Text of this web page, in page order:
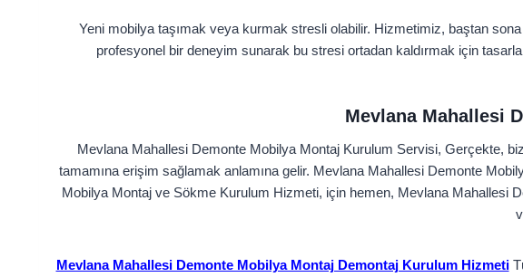
Yeni mobilya taşımak veya kurmak stresli olabilir. Hizmetimiz, baştan
profesyonel bir deneyim sunarak bu stresi ortadan kaldırmak için
Mevlana Mahallesi
Mevlana Mahallesi Demonte Mobilya Montaj Kurulum Servisi, Gerçekte,
tamamına erişim sağlamak anlamına gelir. Mevlana Mahallesi Demonte
Mobilya Montaj ve Sökme Kurulum Hizmeti, için hemen, Mevlana Mahallesi
Mevlana Mahallesi Demonte Mobilya Montaj Demontaj Kurulum Hizmeti